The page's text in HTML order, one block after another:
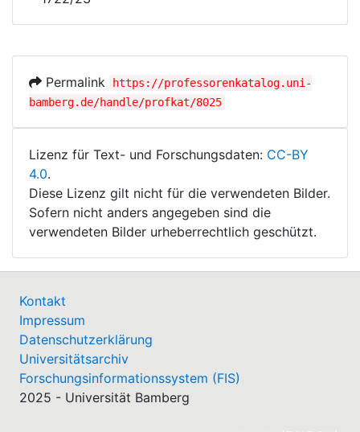
Permalink
https://professorenkatalog.uni-
bamberg.de/handle/profkat/8025
Lizenz für Text- und Forschungsdaten: CC-BY
4.0.
Diese Lizenz gilt nicht für die verwendeten Bilder.
Sofern nicht anders angegeben sind die
verwendeten Bilder urheberrechtlich geschützt.
Kontakt
Impressum
Datenschutzerklärung
Universitätsarchiv
Forschungsinformationssystem (FIS)
2025 - Universität Bamberg